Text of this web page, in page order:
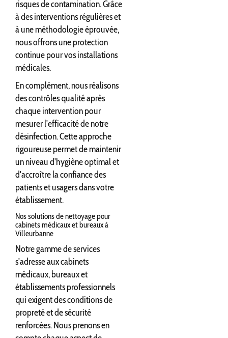
risques de contamination. Grâce
à des interventions régulières et
à une méthodologie éprouvée,
nous offrons une protection
continue pour vos installations
médicales.
En complément, nous réalisons
des contrôles qualité après
chaque intervention pour
mesurer l'efficacité de notre
désinfection. Cette approche
rigoureuse permet de maintenir
un niveau d'hygiène optimal et
d'accroître la confiance des
patients et usagers dans votre
établissement.
Nos solutions de nettoyage pour
cabinets médicaux et bureaux à
Villeurbanne
Notre gamme de services
s'adresse aux cabinets
médicaux, bureaux et
établissements professionnels
qui exigent des conditions de
propreté et de sécurité
renforcées. Nous prenons en